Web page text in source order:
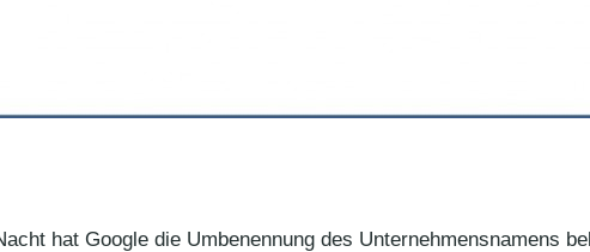
hat Google die Umbenennung des Unternehmensnamens